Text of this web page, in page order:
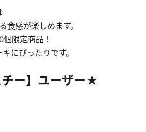
食感が楽しめます。
限定商品！
にぴったりです。
ー】ユーザー★